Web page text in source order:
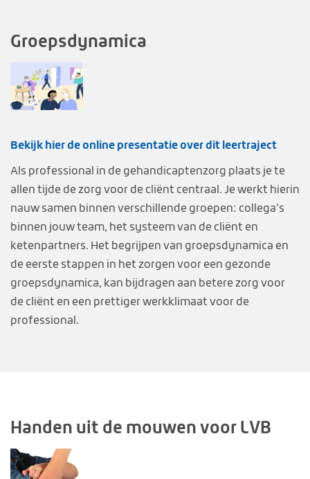
Groepsdynamica
Bekijk hier de online presentatie over dit leertraject
Als professional in de gehandicaptenzorg plaats je te
allen tijde de zorg voor de cliënt centraal. Je werkt hierin
nauw samen binnen verschillende groepen: collega’s
binnen jouw team, het systeem van de cliënt en
ketenpartners. Het begrijpen van groepsdynamica en
de eerste stappen in het zorgen voor een gezonde
groepsdynamica, kan bijdragen aan betere zorg voor
de cliënt en een prettiger werkklimaat voor de
professional.
Handen uit de mouwen voor LVB